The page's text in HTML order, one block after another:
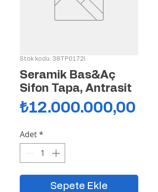
Stok kodu: 38TP0172I
Seramik Bas&Aç
Sifon Tapa, Antrasit
₺12.000.000,00
Adet*
Sepete Ekle